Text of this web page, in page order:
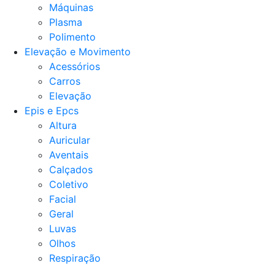
Máquinas
Plasma
Polimento
Elevação e Movimento
Acessórios
Carros
Elevação
Epis e Epcs
Altura
Auricular
Aventais
Calçados
Coletivo
Facial
Geral
Luvas
Olhos
Respiração